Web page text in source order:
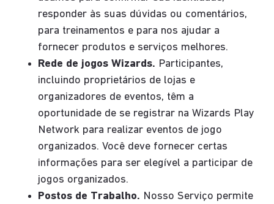
responder às suas dúvidas ou comentários,
para treinamentos e para nos ajudar a
fornecer produtos e serviços melhores.
Rede de jogos Wizards. Participantes,
incluindo proprietários de lojas e
organizadores de eventos, têm a
oportunidade de se registrar na Wizards Play
Network para realizar eventos de jogo
organizados. Você deve fornecer certas
informações para ser elegível a participar de
jogos organizados.
Postos de Trabalho. Nosso Serviço permite